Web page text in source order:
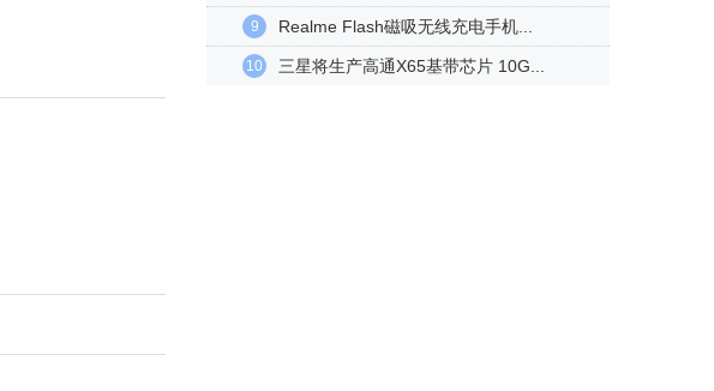
9 Realme Flash磁吸无线充电手机...
10 三星将生产高通X65基带芯片 10G...